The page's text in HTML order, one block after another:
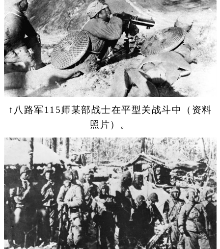
↑八路军115师某部战士在平型关战斗中（资料
照片）。